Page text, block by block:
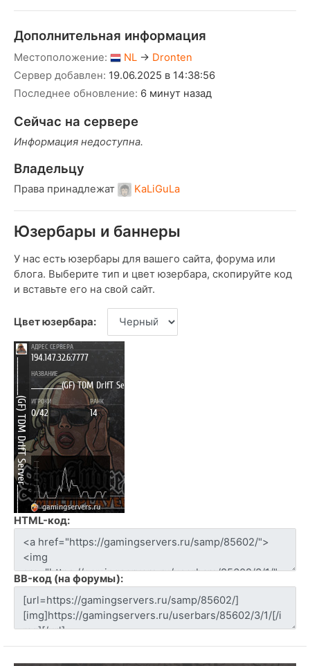
Дополнительная информация
Местоположение: NL → Dronten
Сервер добавлен: 19.06.2025 в 14:38:56
Последнее обновление: 6 минут назад
Сейчас на сервере
Информация недоступна.
Владельцу
Права принадлежат KaLiGuLa
Юзербары и баннеры
У нас есть юзербары для вашего сайта, форума или
блога. Выберите тип и цвет юзербара, скопируйте код
и вставьте его на свой сайт.
Цвет юзербара:
HTML-код:
BB-код (на форумы):